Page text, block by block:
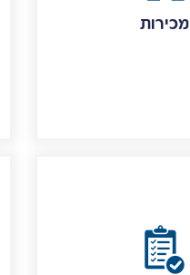
מכירות